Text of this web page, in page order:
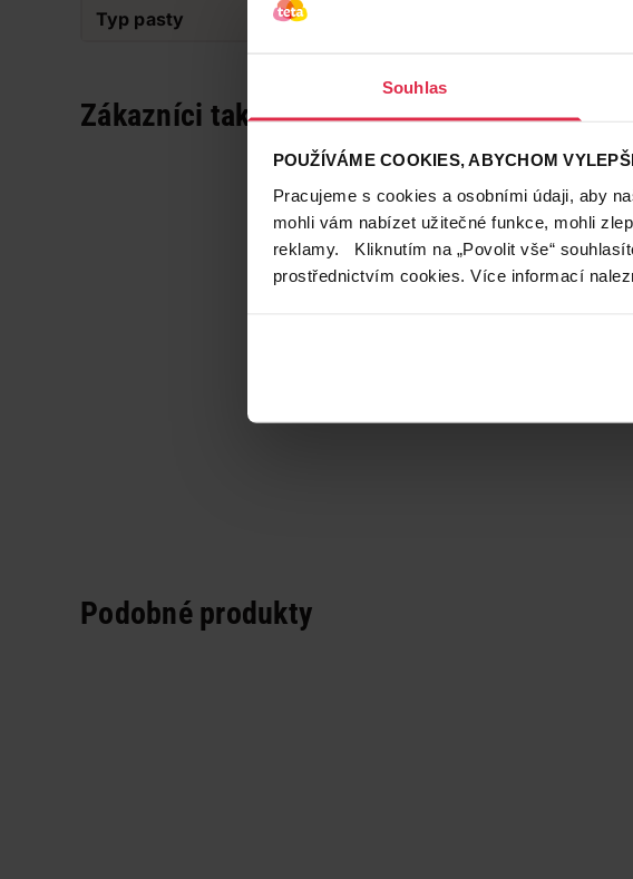
Souhlas
POUŽÍVÁME COOKIES, ABYCHOM
Pracujeme s cookies a osobními údaji, aby
mohli vám nabízet užitečné funkce, mohli
reklamy. Kliknutím na „Povolit vše“
prostřednictvím cookies. Více informací
Typ pasty
Zákazníci také často nakupují
Podobné produkty